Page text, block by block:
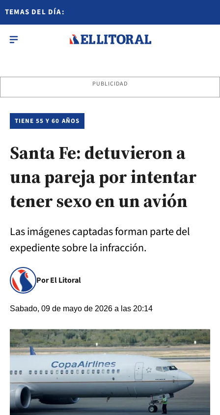
TEMAS DEL DÍA:
PUBLICIDAD
TIENE 55 Y 60 AÑOS
Santa Fe: detuvieron a
una pareja por intentar
tener sexo en un avión
Las imágenes captadas forman parte del
expediente sobre la infracción.
Por El Litoral
Sabado, 09 de mayo de 2026 a las 20:14